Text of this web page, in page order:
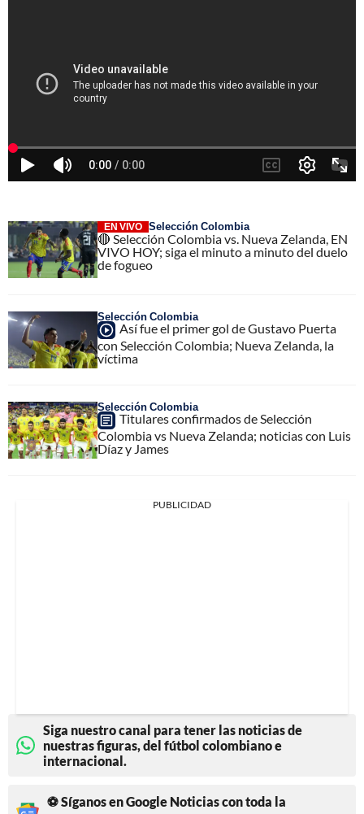
EN VIVO Selección Colombia
🔴 Selección Colombia vs. Nueva Zelanda, EN
VIVO HOY; siga el minuto a minuto del duelo
de fogueo
Selección Colombia
Así fue el primer gol de Gustavo Puerta
con Selección Colombia; Nueva Zelanda, la
víctima
Selección Colombia
Titulares confirmados de Selección
Colombia vs Nueva Zelanda; noticias con Luis
Díaz y James
PUBLICIDAD
Siga nuestro canal para tener las noticias de
nuestras figuras, del fútbol colombiano e
internacional.
⚽ Síganos en Google Noticias con toda la